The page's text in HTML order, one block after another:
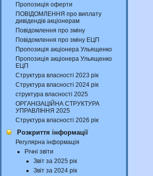
Пропозиція оферти
ПОВІДОМЛЕННЯ про виплату
дивідендів акціонерам
Повідомлення про зміну
Повідомлення про зміну ЕЦП
Пропозиція акціонера Ульященко
Пропозиція акціонера Ульященко
ЕЦП
Структура власності 2023 рік
Структура власності 2024 рік
структура власності 2025
ОРГАНІЗАЦІЙНА СТРУКТУРА
УПРАВЛІННЯ 2025
Структура власності 2026 рік
Розкриття інформації
Регулярна інформація
Річні звіти
Звіт за 2025 рік
Звіт за 2024 рік